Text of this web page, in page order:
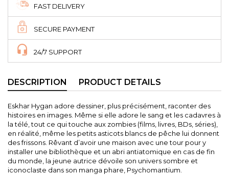
FAST DELIVERY
SECURE PAYMENT
24/7 SUPPORT
DESCRIPTION PRODUCT DETAILS
Eskhar Hygan adore dessiner, plus précisément, raconter des
histoires en images. Même si elle adore le sang et les cadavres à
la télé, tout ce qui touche aux zombies (films, livres, BDs, séries),
en réalité, même les petits asticots blancs de pêche lui donnent
des frissons. Rêvant d’avoir une maison avec une tour pour y
installer une bibliothèque et un abri antiatomique en cas de fin
du monde, la jeune autrice dévoile son univers sombre et
iconoclaste dans son manga phare, Psychomantium.